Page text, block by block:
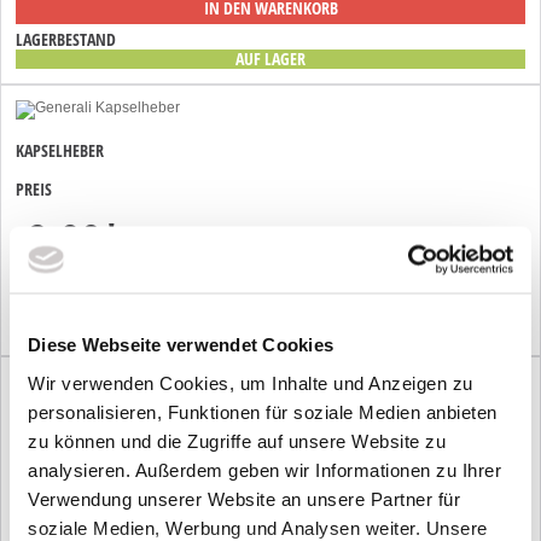
Diese Webseite verwendet Cookies
Wir verwenden Cookies, um Inhalte und Anzeigen zu
personalisieren, Funktionen für soziale Medien anbieten
zu können und die Zugriffe auf unsere Website zu
analysieren. Außerdem geben wir Informationen zu Ihrer
Verwendung unserer Website an unsere Partner für
soziale Medien, Werbung und Analysen weiter. Unsere
IN DEN WARENKORB
LAGERBESTAND
AUF LAGER
KAPSELHEBER
PREIS
2,90 *
KINDER-SCHÜRZE MIT FLÖWI
8,81*